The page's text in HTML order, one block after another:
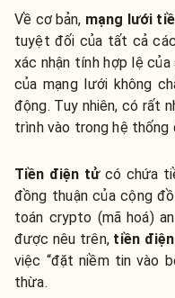
Về cơ bản, mạng lưới
tuyệt đối của tất cả
xác nhận tính hợp lệ
của mạng lưới không
động. Tuy nhiên, có rất
trình vào trong hệ thống
Tiền điện tửcó chứa
đồng thuận của cộng
toán crypto (mã hoá)
được nêu trên, tiền
việc “đặt niềm tin vào
thừa.